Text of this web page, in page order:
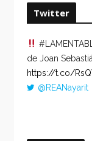
Twitter
de Joan
https://t.co/
@REANayarit